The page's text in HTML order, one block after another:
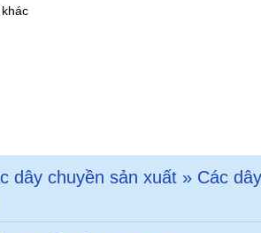
dây chuyền sản xuất » Các dây